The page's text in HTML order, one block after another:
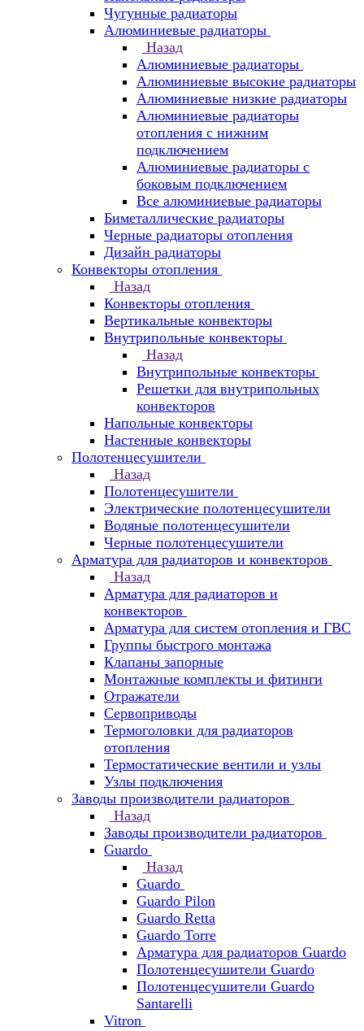
Чугунные радиаторы
Алюминиевые радиаторы
Назад
Алюминиевые радиаторы
Алюминиевые высокие радиаторы
Алюминиевые низкие радиаторы
Алюминиевые радиаторы
отопления с нижним
подключением
Алюминиевые радиаторы с
боковым подключением
Все алюминиевые радиаторы
Биметаллические радиаторы
Черные радиаторы отопления
Дизайн радиаторы
Конвекторы отопления
Назад
Конвекторы отопления
Вертикальные конвекторы
Внутрипольные конвекторы
Назад
Внутрипольные конвекторы
Решетки для внутрипольных
конвекторов
Напольные конвекторы
Настенные конвекторы
Полотенцесушители
Назад
Полотенцесушители
Электрические полотенцесушители
Водяные полотенцесушители
Черные полотенцесушители
Арматура для радиаторов и конвекторов
Назад
Арматура для радиаторов и
конвекторов
Арматура для систем отопления и ГВС
Группы быстрого монтажа
Клапаны запорные
Монтажные комплекты и фитинги
Отражатели
Сервоприводы
Термоголовки для радиаторов
отопления
Термостатические вентили и узлы
Узлы подключения
Заводы производители радиаторов
Назад
Заводы производители радиаторов
Guardo
Назад
Guardo
Guardo Pilon
Guardo Retta
Guardo Torre
Арматура для радиаторов Guardo
Полотенцесушители Guardo
Полотенцесушители Guardo
Santarelli
Vitron